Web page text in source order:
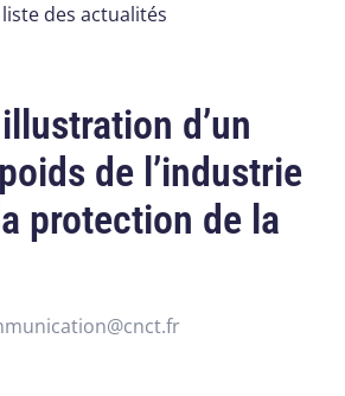
des actualités
d’un
de l’industrie
protection de la